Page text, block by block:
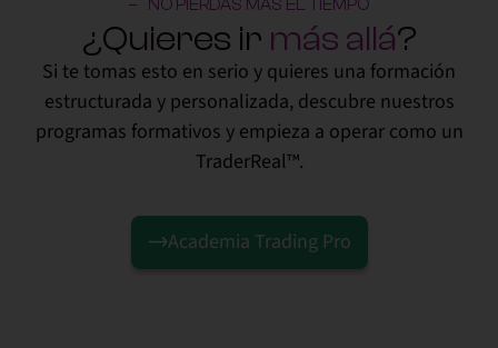
NO PIERDAS MÁS EL TIEMPO
¿Quieres ir más allá?
Si te tomas esto en serio y quieres una formación
estructurada y personalizada, descubre nuestros
programas formativos y empieza a operar como un
TraderReal™.
Academia Trading Pro